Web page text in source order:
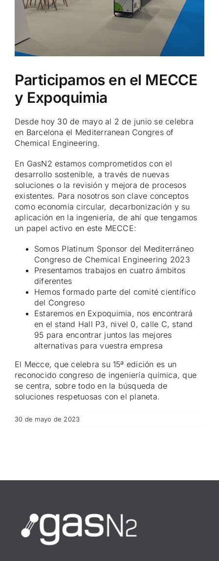
Participamos en el MECCE
y Expoquimia
Desde hoy 30 de mayo al 2 de junio se celebra
en Barcelona el Mediterranean Congres of
Chemical Engineering.
En GasN2 estamos comprometidos con el
desarrollo sostenible, a través de nuevas
soluciones o la revisión y mejora de procesos
existentes. Para nosotros son clave conceptos
como economía circular, decarbonización y su
aplicación en la ingeniería, de ahí que tengamos
un papel activo en este MECCE:
Somos Platinum Sponsor del Mediterráneo
Congreso de Chemical Engineering 2023
Presentamos trabajos en cuatro ámbitos
diferentes
Hemos formado parte del comité científico
del Congreso
Estaremos en Expoquimia, nos encontrará
en el stand Hall P3, nivel 0, calle C, stand
95 para encontrar juntos las mejores
alternativas para vuestra empresa
El Mecce, que celebra su 15ª edición es un
reconocido congreso de ingeniería química, que
se centra, sobre todo en la búsqueda de
soluciones respetuosas con el planeta.
30 de mayo de 2023